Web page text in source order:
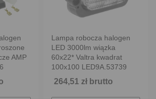
AMP
Lampa robocza halogen
LED 3000lm wiązka
60x22* Valtra kwadrat
100x100 LED9A.53739
264,51 zł brutto